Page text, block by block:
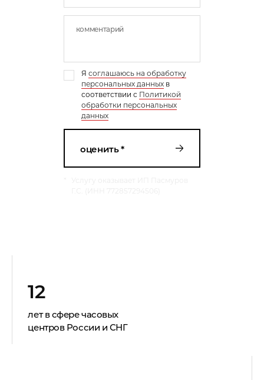
Я соглашаюсь на обработку
персональных данныхв
соответствии с Политикой
обработки персональных
данных
оценить *
12
лет в сфере часовых
центров России и СНГ